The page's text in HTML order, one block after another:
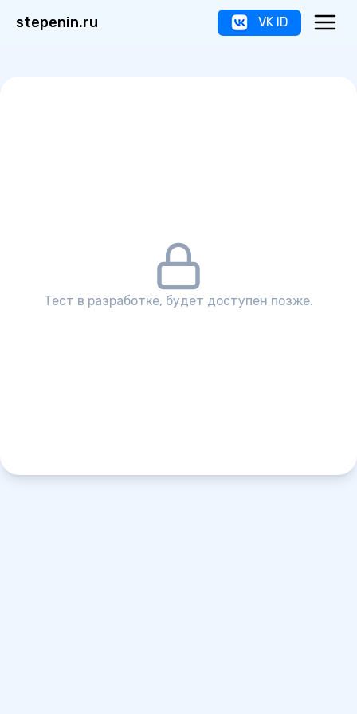
stepenin.ru VK ID
Тест в разработке, будет доступен позже.